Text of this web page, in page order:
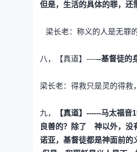
但是，生活的具体的罪，还
梁长老：称义的人是无罪
八，【真道】------基督徒的
梁长老：得救只是灵的得救
九， 【真道】------马太福音
良善的？除了 神以外，没
诺亚，基督徒都是神面前的